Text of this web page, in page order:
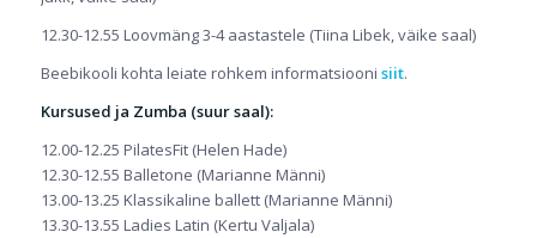
12.30-12.55 Loovmäng 3-4 aastastele (Tiina Libek, väike saal)
Beebikooli kohta leiate rohkem informatsiooni siit.
Kursused ja Zumba (suur saal):
12.00-12.25 PilatesFit (Helen Hade)
12.30-12.55 Balletone (Marianne Männi)
13.00-13.25 Klassikaline ballett (Marianne Männi)
13.30-13.55 Ladies Latin (Kertu Valjala)